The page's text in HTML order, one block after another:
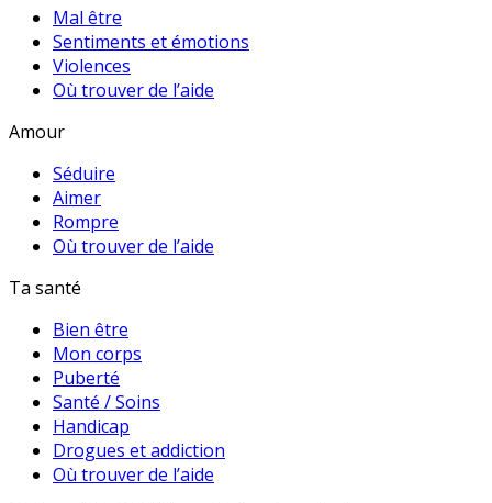
Mal être
Sentiments et émotions
Violences
Où trouver de l’aide
Amour
Séduire
Aimer
Rompre
Où trouver de l’aide
Ta santé
Bien être
Mon corps
Puberté
Santé / Soins
Handicap
Drogues et addiction
Où trouver de l’aide